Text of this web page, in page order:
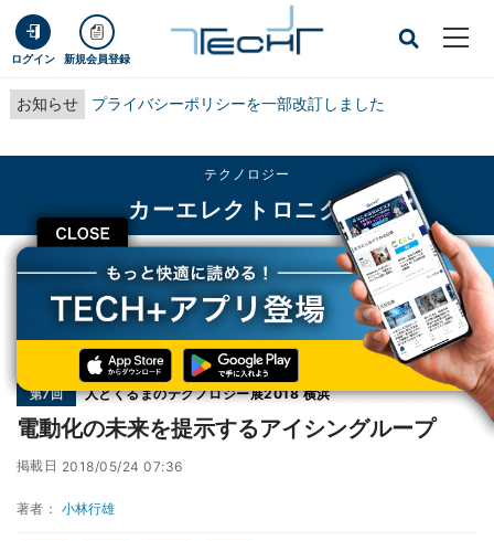
ログイン 新規会員登録
お知らせ プライバシーポリシーを一部改訂しました
CLOSE
テクノロジー
カーエレクトロニクス
TECH+ テクノロジー
カーエレクトロニクス
電動化の未来を提示するアイシングループ
第7回 人とくるまのテクノロジー展2018 横浜
電動化の未来を提示するアイシングループ
掲載日 2018/05/24 07:36
著者： 小林行雄